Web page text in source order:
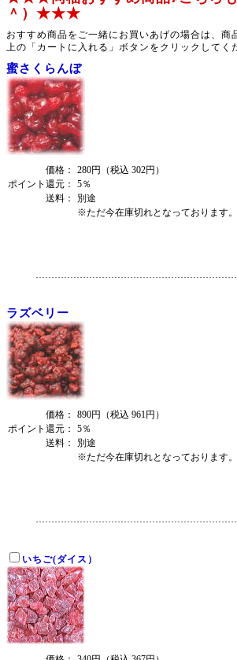
＾）★★★
おすすめ商品をご一緒にお買いあげの場合は、商
上の「カートに入れる」ボタンをクリックしてく
蜜さくらんぼ
価格：
280円（税込 302円）
ポイント還元：
5％
送料：
別途
※ただ今在庫切れとなっております
ラズベリー
価格：
890円（税込 961円）
ポイント還元：
5％
送料：
別途
※ただ今在庫切れとなっております
いちご(ダイス）